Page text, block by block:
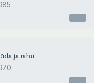
ja rahu